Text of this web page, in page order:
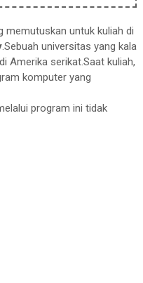
memutuskan untuk kuliah di
.Sebuah universitas yang kala
Amerika serikat.Saat kuliah,
komputer yang
program ini tidak